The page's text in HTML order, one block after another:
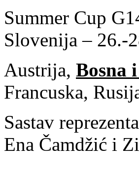
Summer Cup
Slovenija – 26.-
Austrija, Bosna
Francuska,
Sastav
Ena Čamdžić i